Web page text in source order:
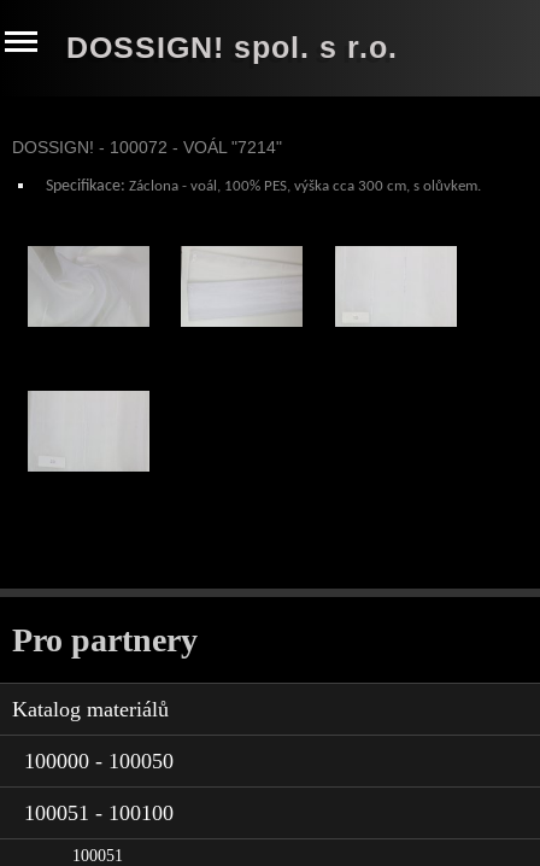
DOSSIGN! spol. s r.o.
DOSSIGN! - 100072 - VOÁL "7214"
Specifikace: Záclona - voál , 100% PES, výška cca 300 cm, s olůvkem.
Pro partnery
Katalog materiálů
100000 - 100050
100051 - 100100
100051